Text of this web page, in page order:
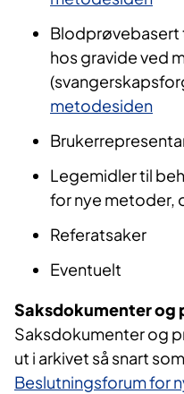
Blodprøvebasert
hos gravide ved
metodesiden
Legemidler til
for nye metoder,
Referatsaker
Eventuelt
Saksdokumenter og
Saksdokumenter og
ut i arkivet så snart
Beslutningsforum for